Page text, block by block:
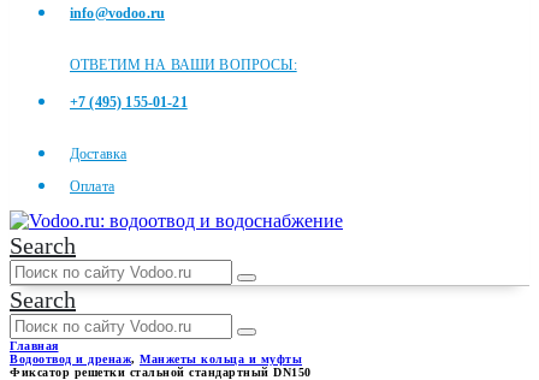
info@vodoo.ru
ОТВЕТИМ НА ВАШИ ВОПРОСЫ:
+7 (495) 155-01-21
Доставка
Оплата
Search
Search
Главная
Водоотвод и дренаж, Манжеты кольца и муфты
Фиксатор решетки стальной стандартный DN150